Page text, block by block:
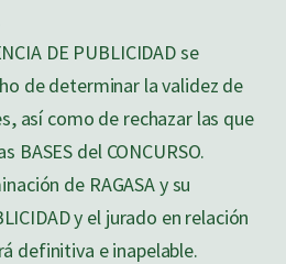
DE PUBLICIDAD se
de determinar la validez de
así como de rechazar las que
BASES del CONCURSO.
de RAGASA y su
y el jurado en relación
definitiva e inapelable.